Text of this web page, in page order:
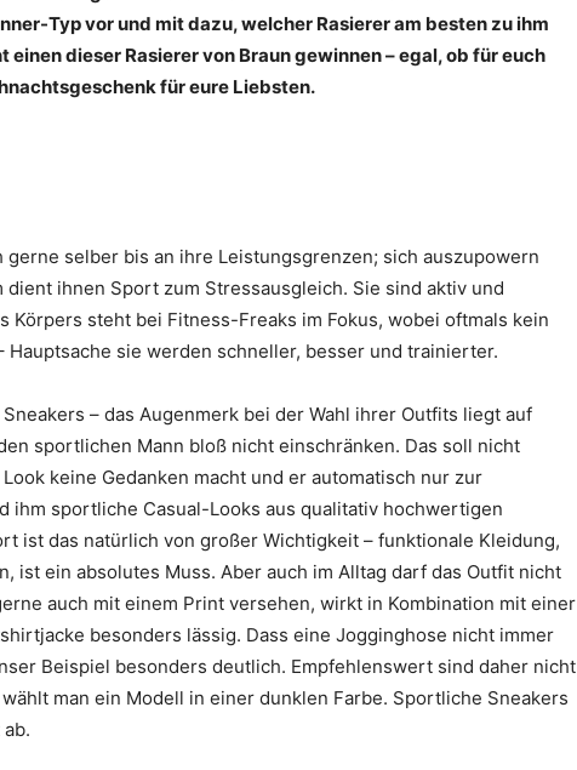
Typ vor und mit dazu, welcher Rasierer am besten zu ihm
einen dieser Rasierer von Braun gewinnen – egal, ob für euch
für eure Liebsten.
selber bis an ihre Leistungsgrenzen; sich auszupowern
ihnen Sport zum Stressausgleich. Sie sind aktiv und
Körpers steht bei Fitness-Freaks im Fokus, wobei oftmals kein
Hauptsache sie werden schneller, besser und trainierter.
– das Augenmerk bei der Wahl ihrer Outfits liegt auf
sportlichen Mann bloß nicht einschränken. Das soll nicht
keine Gedanken macht und er automatisch nur zur
ihm sportliche Casual-Looks aus qualitativ hochwertigen
ist das natürlich von großer Wichtigkeit – funktionale Kleidung,
ist ein absolutes Muss. Aber auch im Alltag darf das Outfit nicht
auch mit einem Print versehen, wirkt in Kombination mit einer
besonders lässig. Dass eine Jogginghose nicht immer
Beispiel besonders deutlich. Empfehlenswert sind daher nicht
man ein Modell in einer dunklen Farbe. Sportliche Sneakers